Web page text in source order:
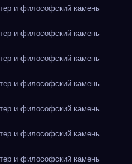
и философский камень
и философский камень
и философский камень
и философский камень
и философский камень
и философский камень
и философский камень